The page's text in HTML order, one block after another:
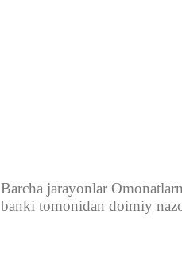
Barcha jarayonlar
banki tomonidan doimiy